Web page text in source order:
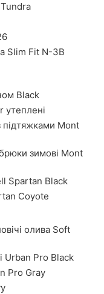
Slim Fit N-3B
Black
підтяжками Mont
зимові Mont
Spartan Black
Coyote
олива Soft
Urban Pro Black
Pro Gray